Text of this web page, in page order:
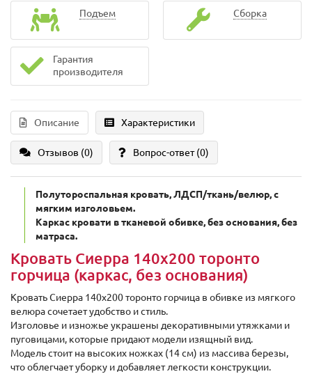
Подъем Сборка
Гарантия
производителя
Описание Характеристики
Отзывов (0) Вопрос-ответ(0)
Полутороспальная кровать, ЛДСП/ткань/велюр, с
мягким изголовьем.
Каркас кровати в тканевой обивке, без основания, без
матраса.
Кровать Сиерра 140х200 торонто
горчица (каркас, без основания)
Кровать Сиерра 140х200 торонто горчица в обивке из мягкого
велюра сочетает удобство и стиль.
Изголовье и изножье украшены декоративными утяжками и
пуговицами, которые придают модели изящный вид.
Модель стоит на высоких ножках (14 см) из массива березы,
что облегчает уборку и добавляет легкости конструкции.